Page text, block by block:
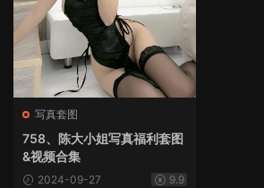
写真套图
758、陈大小姐写真福利套图
&视频合集
2024-09-27 9.9